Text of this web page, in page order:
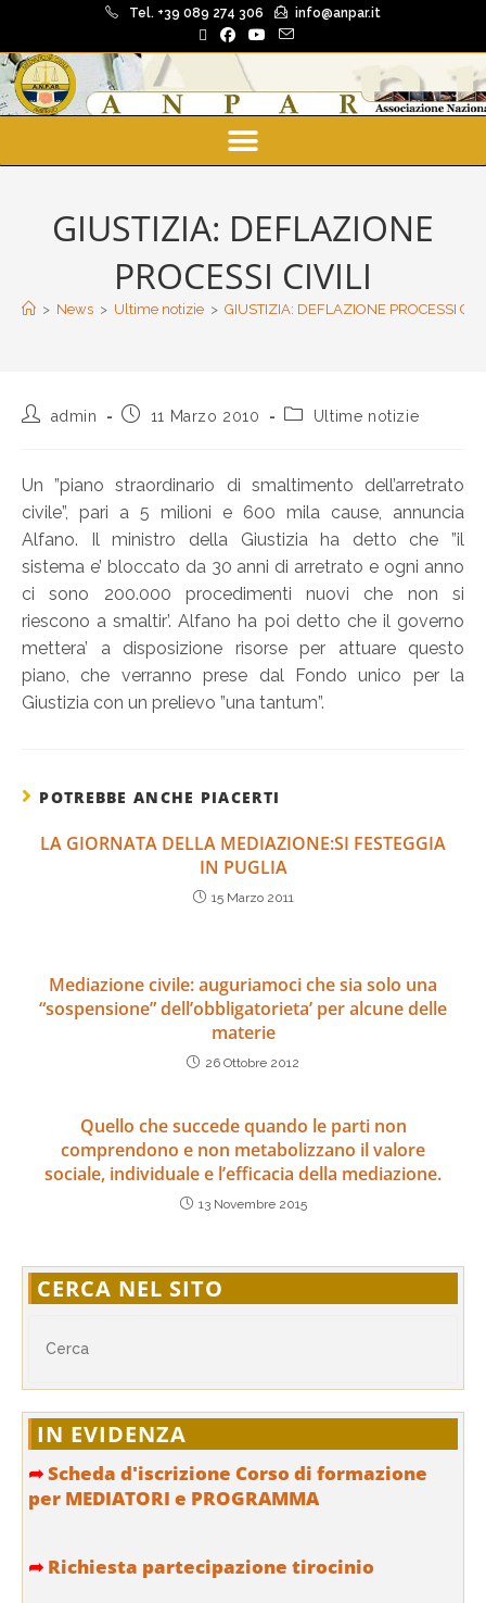
Tel. +39 089 274 306 info@anpar.it
GIUSTIZIA: DEFLAZIONE
PROCESSI CIVILI
> News > Ultime notizie > GIUSTIZIA: DEFLAZIONE PROCESSI
admin 11 Marzo 2010 Ultime notizie
Un ”piano straordinario di smaltimento dell’arretrato
civile”, pari a 5 milioni e 600 mila cause, annuncia
Alfano. Il ministro della Giustizia ha detto che ”il
sistema e’ bloccato da 30 anni di arretrato e ogni anno
ci sono 200.000 procedimenti nuovi che non si
riescono a smaltir’. Alfano ha poi detto che il governo
mettera’ a disposizione risorse per attuare questo
piano, che verranno prese dal Fondo unico per la
Giustizia con un prelievo ”una tantum”.
POTREBBE ANCHE PIACERTI
LA GIORNATA DELLA MEDIAZIONE:SI FESTEGGIA
IN PUGLIA
15 Marzo 2011
Mediazione civile: auguriamoci che sia solo una
“sospensione” dell’obbligatorieta’ per alcune delle
materie
26 Ottobre 2012
Quello che succede quando le parti non
comprendono e non metabolizzano il valore
sociale, individuale e l’efficacia della mediazione.
13 Novembre 2015
CERCA NEL SITO
IN EVIDENZA
➦Scheda d'iscrizione Corso di formazione
per MEDIATORI e PROGRAMMA
➦ Richiesta partecipazione tirocinio